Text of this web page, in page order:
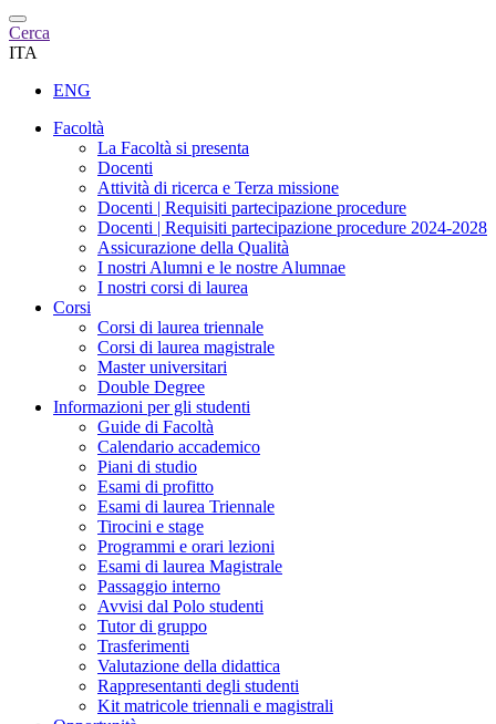
Cerca
ITA
ENG
Facoltà
La Facoltà si presenta
Docenti
Attività di ricerca e Terza missione
Docenti | Requisiti partecipazione procedure
Docenti | Requisiti partecipazione procedure 2024-2028
Assicurazione della Qualità
I nostri Alumni e le nostre Alumnae
I nostri corsi di laurea
Corsi
Corsi di laurea triennale
Corsi di laurea magistrale
Master universitari
Double Degree
Informazioni per gli studenti
Guide di Facoltà
Calendario accademico
Piani di studio
Esami di profitto
Esami di laurea Triennale
Tirocini e stage
Programmi e orari lezioni
Esami di laurea Magistrale
Passaggio interno
Avvisi dal Polo studenti
Tutor di gruppo
Trasferimenti
Valutazione della didattica
Rappresentanti degli studenti
Kit matricole triennali e magistrali